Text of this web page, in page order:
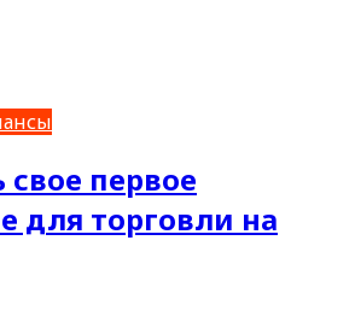
свое первое
для торговли на